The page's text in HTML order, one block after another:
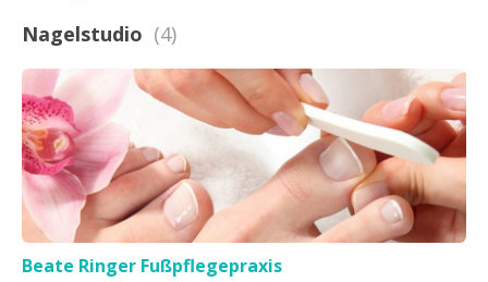
Nagelstudio (4)
Beate Ringer Fußpflegepraxis